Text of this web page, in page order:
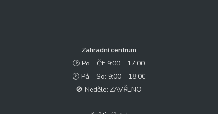
Zahradní centrum
🕑 Po – Čt: 9:00 – 17:00
🕑 Pá – So: 9:00 – 18:00
🚫 Neděle: ZAVŘENO